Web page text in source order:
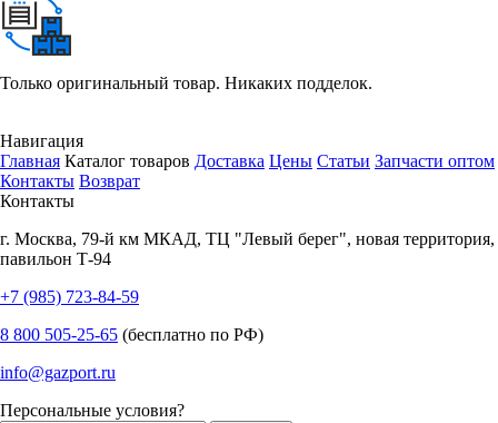
Только оригинальный товар. Никаких подделок.
Навигация
Главная Каталог товаров Доставка Цены Статьи Запчасти оптом
Контакты Возврат
Контакты
г. Москва, 79-й км МКАД, ТЦ "Левый берег", новая территория,
павильон Т-94
+7 (985) 723-84-59
8 800 505-25-65 (бесплатно по РФ)
info@gazport.ru
Персональные условия?